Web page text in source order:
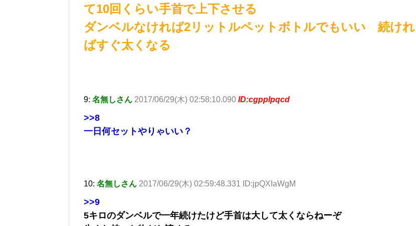
て10回くらい手首で上下させる
ダンベルなければ2リットルペットボトルでもいい 続けれ
ばすぐ太くなる
9: 名無しさん 2017/06/29(木) 02:58:10.090 ID:cgpplpqcd
>>8
一日何セットやりゃいい？
10: 名無しさん 2017/06/29(木) 02:59:48.331 ID:jpQXIaWgM
>>9
5キロのダンベルで一年続けたけど手首は大して太くならねーぞ